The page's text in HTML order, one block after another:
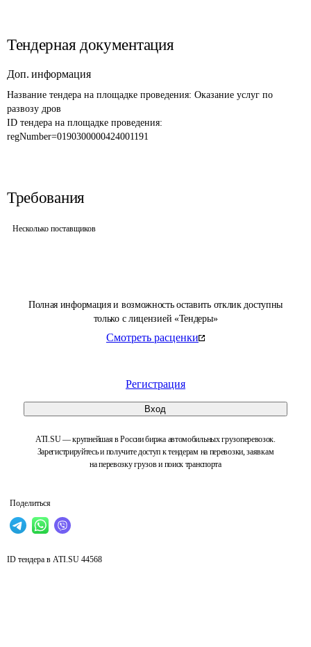
Полная информация и возможность оставить отклик доступны
только с лицензией «Тендеры»
Смотреть расценки
Регистрация
Вход
ATI.SU — крупнейшая в России биржа автомобильных грузоперевозок.
Зарегистрируйтесь и получите доступ к тендерам на перевозки, заявкам
на перевозку грузов и поиск транспорта
Поделиться
Тендерная документация
Доп. информация
Название тендера на площадке проведения: Оказание услуг по
развозу дров
ID тендера на площадке проведения:
regNumber=0190300000424001191
Требования
Несколько поставщиков
ID тендера в ATI.SU 44568